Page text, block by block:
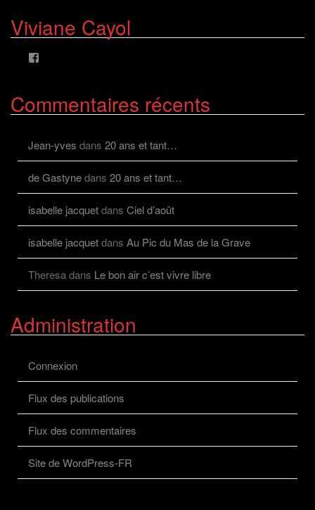
AlcazFR
sur
alcazfr
sur
Viviane Cayol
viviane.cayolalcaz
sur
Commentaires récents
Jean-yves dans 20 ans et tant…
de Gastynedans 20 ans et tant…
isabelle jacquetdans Ciel d’août
isabelle jacquetdans Au Pic du Mas de la Grave
Theresadans Le bon air c’est vivre libre
Administration
Connexion
Flux des publications
Flux des commentaires
Site de WordPress-FR